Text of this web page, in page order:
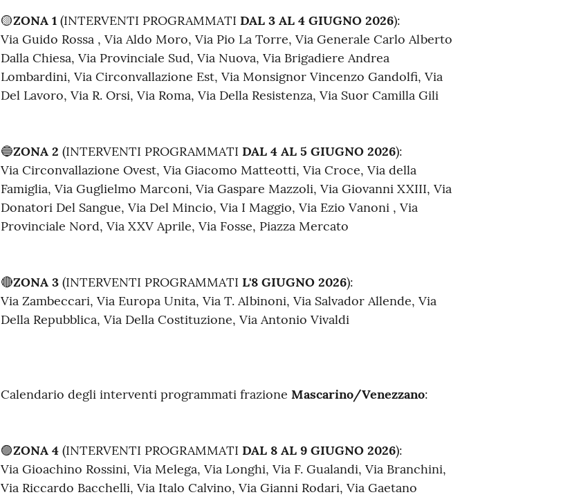
🟡ZONA 1(INTERVENTI PROGRAMMATI DAL 3 AL 4 GIUGNO 2026):
Via Guido Rossa , Via Aldo Moro, Via Pio La Torre, Via Generale Carlo Alberto
Dalla Chiesa, Via Provinciale Sud, Via Nuova, Via Brigadiere Andrea
Lombardini, Via Circonvallazione Est, Via Monsignor Vincenzo Gandolfi, Via
Del Lavoro, Via R. Orsi, Via Roma, Via Della Resistenza, Via Suor Camilla Gili
🔵ZONA 2 (INTERVENTI PROGRAMMATI DAL 4 AL 5 GIUGNO 2026):
Via Circonvallazione Ovest, Via Giacomo Matteotti, Via Croce, Via della
Famiglia, Via Guglielmo Marconi, Via Gaspare Mazzoli, Via Giovanni XXIII, Via
Donatori Del Sangue, Via Del Mincio, Via I Maggio, Via Ezio Vanoni , Via
Provinciale Nord, Via XXV Aprile, Via Fosse, Piazza Mercato
🔴ZONA 3(INTERVENTI PROGRAMMATI L'8 GIUGNO 2026):
Via Zambeccari, Via Europa Unita, Via T. Albinoni, Via Salvador Allende, Via
Della Repubblica, Via Della Costituzione, Via Antonio Vivaldi
Calendario degli interventi programmati frazione Mascarino/Venezzano:
🟣ZONA 4(INTERVENTI PROGRAMMATI DAL 8 AL 9 GIUGNO 2026):
Via Gioachino Rossini, Via Melega, Via Longhi, Via F. Gualandi, Via Branchini,
Via Riccardo Bacchelli, Via Italo Calvino, Via Gianni Rodari, Via Gaetano